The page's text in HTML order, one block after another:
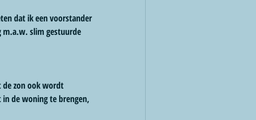
dat ik een voorstander
m.a.w. slim gestuurde
de zon ook wordt
de woning te brengen,